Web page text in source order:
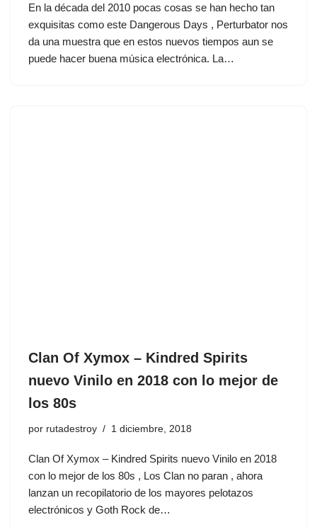
En la década del 2010 pocas cosas se han hecho tan
exquisitas como este Dangerous Days , Perturbator nos
da una muestra que en estos nuevos tiempos aun se
puede hacer buena música electrónica. La…
Clan Of Xymox ‎– Kindred Spirits
nuevo Vinilo en 2018 con lo mejor de
los 80s
por rutadestroy 1 diciembre, 2018
Clan Of Xymox ‎– Kindred Spirits nuevo Vinilo en 2018
con lo mejor de los 80s , Los Clan no paran , ahora
lanzan un recopilatorio de los mayores pelotazos
electrónicos y Goth Rock de…